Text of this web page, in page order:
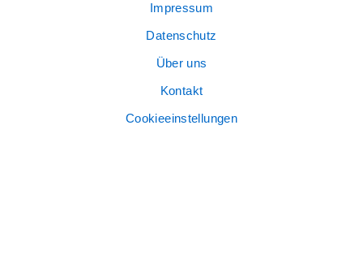
Impressum
Datenschutz
Über uns
Kontakt
Cookieeinstellungen